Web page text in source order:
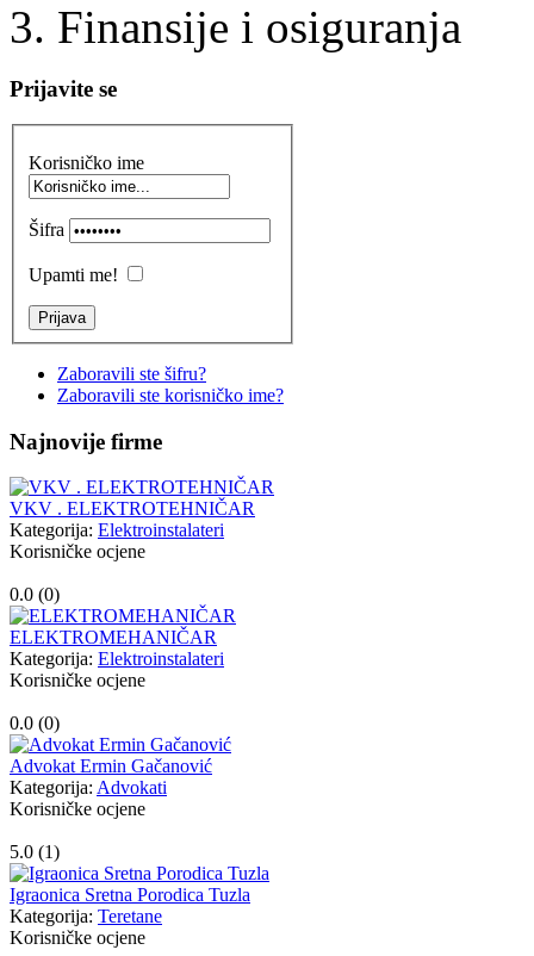
Finansije i osiguranja
Prijavite se
Korisničko ime
Šifra
Upamti me!
Zaboravili ste šifru?
Zaboravili ste korisničko ime?
Najnovije firme
VKV . ELEKTROTEHNIČAR
Kategorija: Elektroinstalateri
Korisničke ocjene
0.0 (0)
ELEKTROMEHANIČAR
Kategorija: Elektroinstalateri
Korisničke ocjene
0.0 (0)
Advokat Ermin Gačanović
Kategorija: Advokati
Korisničke ocjene
5.0 (1)
Igraonica Sretna Porodica Tuzla
Kategorija: Teretane
Korisničke ocjene